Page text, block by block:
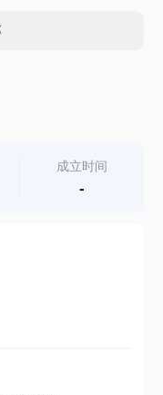
成立时间
-